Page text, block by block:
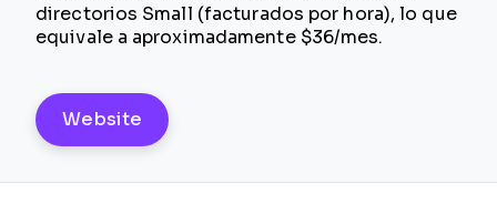
directorios Small (facturados por hora), lo que
equivale a aproximadamente $36/mes.
Website